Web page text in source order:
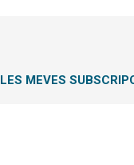
LES MEVES